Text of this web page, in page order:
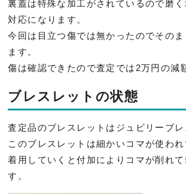
裏蓋は特殊な加工がされているので磨
対応になり ます。
今回は目立つ傷では無かったのでそのま
ます。
傷は確認できたので査定では2万円の減
ブレスレットの状態
査定品のブレスレットはジュビリーブレ
このブレスレットは細かいコマが使われ
着用していくと付加によりコマが削れて
す。